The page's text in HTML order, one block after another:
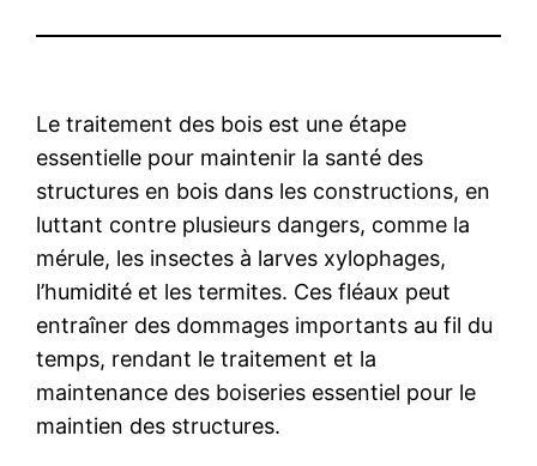
Le traitement des bois est une étape
essentielle pour maintenir la santé des
structures en bois dans les constructions, en
luttant contre plusieurs dangers, comme la
mérule, les insectes à larves xylophages,
l’humidité et les termites. Ces fléaux peut
entraîner des dommages importants au fil du
temps, rendant le traitement et la
maintenance des boiseries essentiel pour le
maintien des structures.